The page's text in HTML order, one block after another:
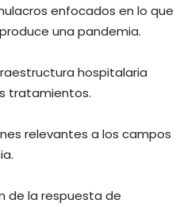
enfocados en lo que
una pandemia.
hospitalaria
tratamientos.
relevantes a los campos
de la respuesta de